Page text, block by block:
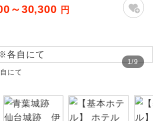
～30,300 円
1/9
にて
初登場のコースです。
然遺産を訪ねるコースです。
絶景スポットに立ち寄るコースです。
温泉地にも宿泊するコースです。